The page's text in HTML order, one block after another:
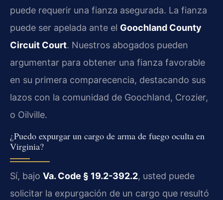
puede requerir una fianza asegurada. La fianza
puede ser apelada ante el Goochland County
Circuit Court. Nuestros abogados pueden
argumentar para obtener una fianza favorable
en su primera comparecencia, destacando sus
lazos con la comunidad de Goochland, Crozier,
o Oilville.
¿Puedo expurgar un cargo de arma de fuego oculta en
Virginia?
Sí, bajo Va. Code § 19.2-392.2, usted puede
solicitar la expurgación de un cargo que resultó